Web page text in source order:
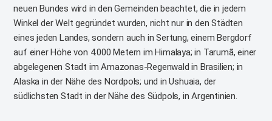
neuen Bundes wird in den Gemeinden beachtet, die in jedem
Winkel der Welt gegründet wurden, nicht nur in den Städten
eines jeden Landes, sondern auch in Sertung, einem Bergdorf
auf einer Höhe von 4.000 Meternim Himalaya; in Tarumã, einer
abgelegenen Stadt im Amazonas-Regenwald in Brasilien; in
Alaska in der Nähe des Nordpols; und in Ushuaia, der
südlichsten Stadt in der Nähe des Südpols, in Argentinien.